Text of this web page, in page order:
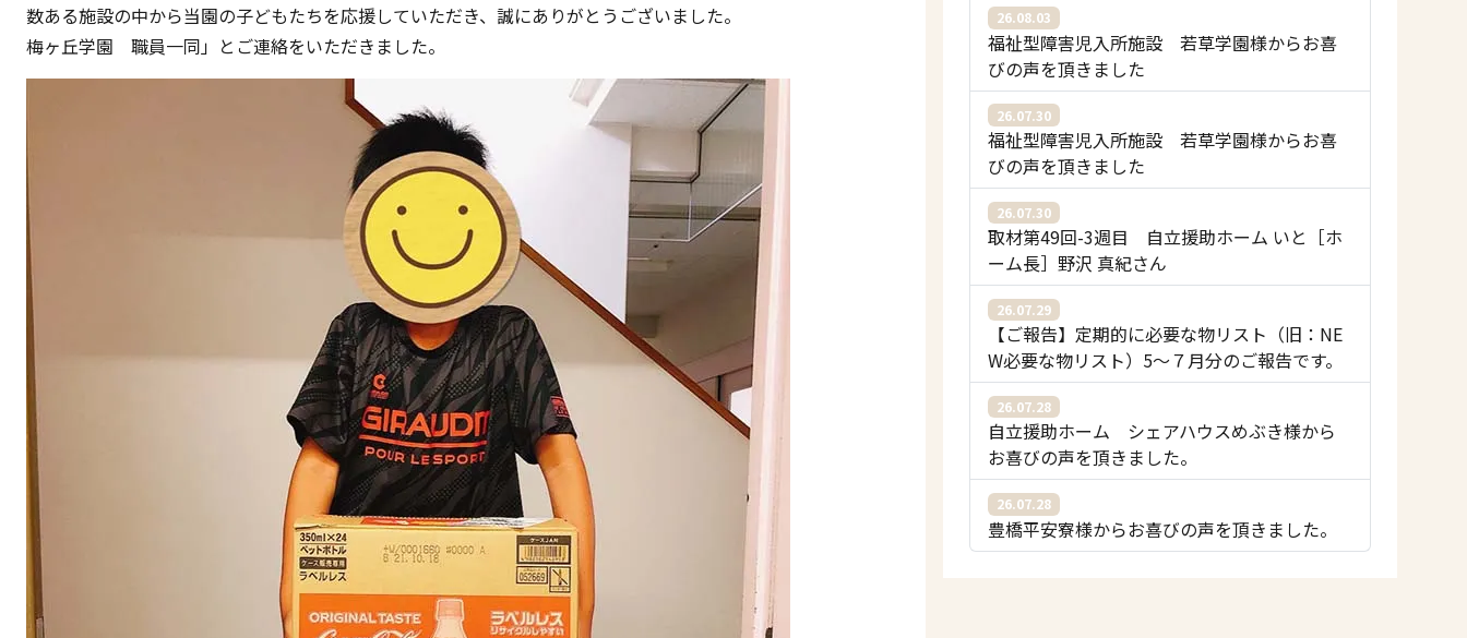
数ある施設の中から当園の子どもたちを応援していただき、誠にありがとうございました。
梅ヶ丘学園 職員一同」とご連絡をいただきました。
26.08.03
福祉型障害児入所施設 若草学園様からお喜
びの声を頂きました
26.07.30
福祉型障害児入所施設 若草学園様からお喜
びの声を頂きました
26.07.30
取材第49回-3週目 自立援助ホーム いと［ホ
ーム長］野沢 真紀さん
26.07.29
【ご報告】定期的に必要な物リスト（旧：NE
W必要な物リスト）5〜７月分のご報告です。
26.07.28
自立援助ホーム シェアハウスめぶき様から
お喜びの声を頂きました。
26.07.28
豊橋平安寮様からお喜びの声を頂きました。